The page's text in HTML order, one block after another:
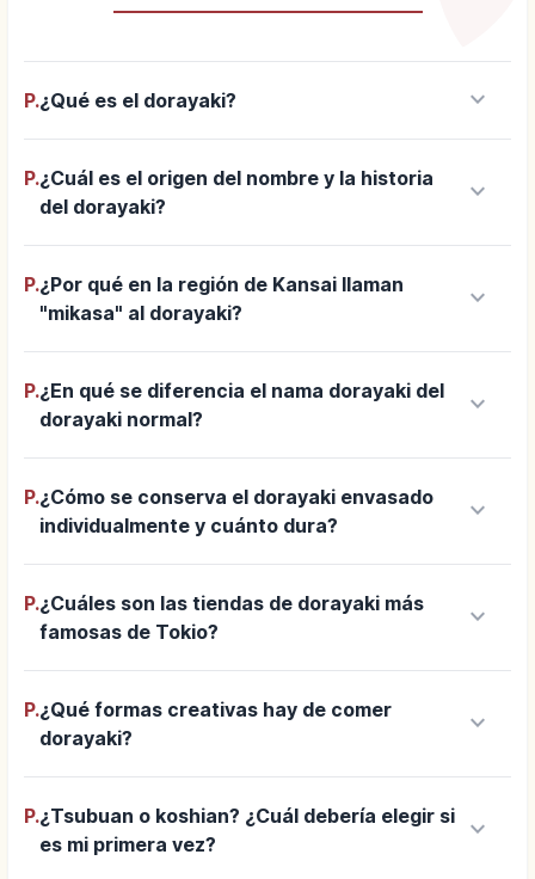
P.¿Qué es el dorayaki? keyboard_arrow_down
P.¿Cuál es el origen del nombre y la historia
del dorayaki?
keyboard_arrow_down
P.¿Por qué en la región de Kansai llaman
"mikasa" al dorayaki?
keyboard_arrow_down
P.¿En qué se diferencia el nama dorayaki del
dorayaki normal?
keyboard_arrow_down
P.¿Cómo se conserva el dorayaki envasado
individualmente y cuánto dura?
keyboard_arrow_down
P.¿Cuáles son las tiendas de dorayaki más
famosas de Tokio?
keyboard_arrow_down
P.¿Qué formas creativas hay de comer
dorayaki?
keyboard_arrow_down
P.¿Tsubuan o koshian? ¿Cuál debería elegir si
es mi primera vez?
keyboard_arrow_down